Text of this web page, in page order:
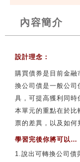
內容簡介
設計理念：
購買債券是目前金
換公司債是一般公
具，可提高獲利同時
本單元的重點在於
票的差異，以及如何
學習完後你將可以…
1.說出可轉換公司債